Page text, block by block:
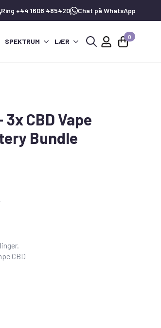
Ring +44 1608 485420 Chat på WhatsApp
SPEKTRUM LÆR
0
CBD Vape
Bundle
CBD